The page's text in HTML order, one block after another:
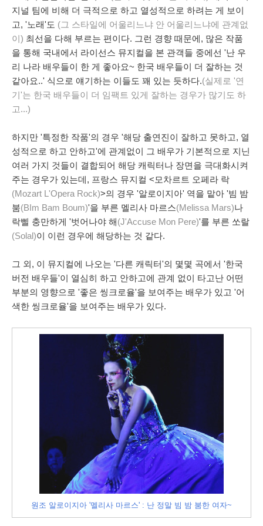
지널 팀에 비해 더 극적으로 하고 열성적으로 하려는 게 보이
고, '노래'도 (그 스타일에 어울리느냐 안 어울리느냐에 관계없
이) 최선을 다해 부르는 편이다. 그런 경향 때문에, 많은 작품
을 통해 국내에서 라이선스 뮤지컬을 본 관객들 중에선 '난 우
리 나라 배우들이 한 게 좋아요~ 한국 배우들이 더 잘하는 것
같아요..' 식으로 얘기하는 이들도 꽤 있는 듯하다.(실제로 '연
기'는 한국 배우들이 더 임팩트 있게 잘하는 경우가 많기도 하
고...)
하지만 '특정한 작품'의 경우 '해당 출연진이 잘하고 못하고, 열
성적으로 하고 안하고'에 관계없이 그 배우가 기본적으로 지닌
여러 가지 것들이 결합되어 해당 캐릭터나 장면을 극대화시켜
주는 경우가 있는데, 프랑스 뮤지컬 <모차르트 오페라 락
(Mozart L'Opera Rock)>의 경우 '알로이지아' 역을 맡아 '빔 밤
붐(BIm Bam Boum)'을 부른 멜리사 마르스(Melissa Mars)나
락삘 충만하게 '벗어나야 해 (J'Accuse Mon Pere)'를 부른 쏘랄
(Solal)이 이런 경우에 해당하는 것 같다.
그 외, 이 뮤지컬에 나오는 '다른 캐릭터'의 몇몇 곡에서 '한국
버전 배우들'이 열심히 하고 안하고에 관계 없이 타고난 어떤
부분의 영향으로 '좋은 씽크로율'을 보여주는 배우가 있고 '어
색한 씽크로율'을 보여주는 배우가 있다.
원조 알로이지아 '멜리사 마르스' : 난 정말 빔 밤 붐한 여자~